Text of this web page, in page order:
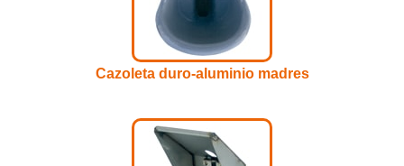
Cazoleta duro-aluminio madres